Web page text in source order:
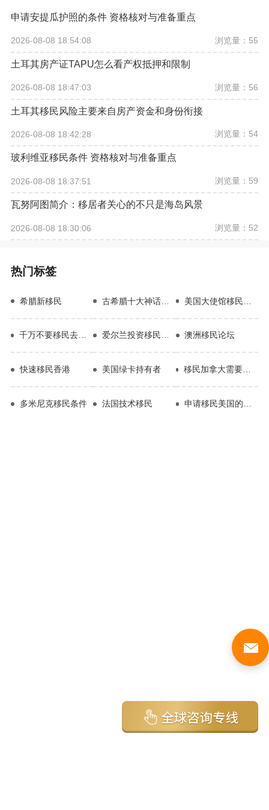
申请安提瓜护照的条件 资格核对与准备重点
2026-08-08 18:54:08 浏览量：55
土耳其房产证TAPU怎么看产权抵押和限制
2026-08-08 18:47:03 浏览量：56
土耳其移民风险主要来自房产资金和身份衔接
2026-08-08 18:42:28 浏览量：54
玻利维亚移民条件 资格核对与准备重点
2026-08-08 18:37:51 浏览量：59
瓦努阿图简介：移居者关心的不只是海岛风景
2026-08-08 18:30:06 浏览量：52
热门标签
希腊新移民 古希腊十大神话故事
千万不要移民去马耳他 爱尔兰投资移民优势 澳洲移民论坛
快速移民香港 美国绿卡持有者 移民加拿大需要哪些条件
多米尼克移民条件 法国技术移民